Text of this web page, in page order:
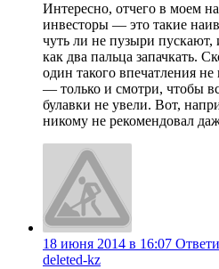
Интересно, отчего в моем
инвесторы — это такие
чуть ли не пузыри пускают,
как два пальца запачкать.
один такого впечатления
— только и смотри, чтобы
булавки не увели. Вот,
никому не рекомендовал
18 июня 2014 в 16:07
deleted-kz